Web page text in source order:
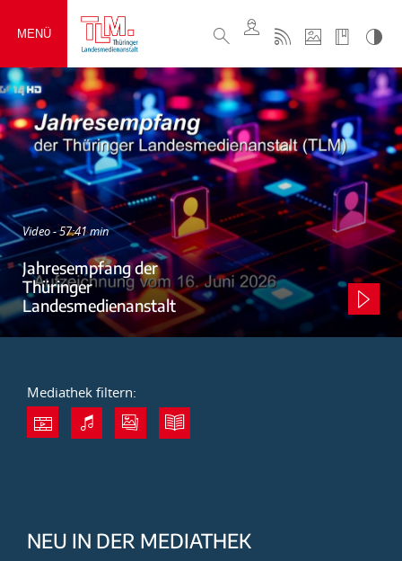
MENÜ
Video - 57:41 min
Jahresempfang der
Thüringer
Landesmedienanstalt
Mediathek filtern:
NEU IN DER MEDIATHEK